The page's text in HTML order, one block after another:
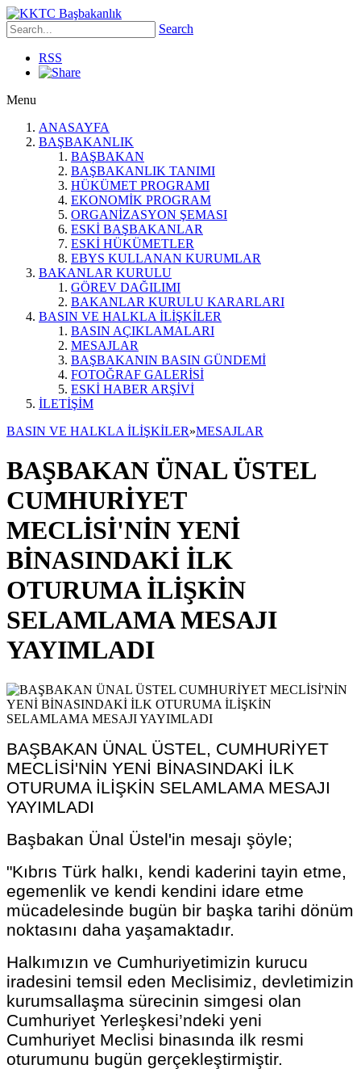
Search
RSS
Menu
ANASAYFA
BAŞBAKANLIK
BAŞBAKAN
BAŞBAKANLIK TANIMI
HÜKÜMET PROGRAMI
EKONOMİK PROGRAM
ORGANİZASYON ŞEMASI
ESKİ BAŞBAKANLAR
ESKİ HÜKÜMETLER
EBYS KULLANAN KURUMLAR
BAKANLAR KURULU
GÖREV DAĞILIMI
BAKANLAR KURULU KARARLARI
BASIN VE HALKLA İLİŞKİLER
BASIN AÇIKLAMALARI
MESAJLAR
BAŞBAKANIN BASIN GÜNDEMİ
FOTOĞRAF GALERİSİ
ESKİ HABER ARŞİVİ
İLETİŞİM
BASIN VE HALKLA İLİŞKİLER»MESAJLAR
BAŞBAKAN ÜNAL ÜSTEL
CUMHURİYET
MECLİSİ'NİN YENİ
BİNASINDAKİ İLK
OTURUMA İLİŞKİN
SELAMLAMA MESAJI
YAYIMLADI
BAŞBAKAN ÜNAL ÜSTEL, CUMHURİYET
MECLİSİ'NİN YENİ BİNASINDAKİ İLK
OTURUMA İLİŞKİN SELAMLAMA MESAJI
YAYIMLADI
Başbakan Ünal Üstel'in mesajı şöyle;
"Kıbrıs Türk halkı, kendi kaderini tayin etme,
egemenlik ve kendi kendini idare etme
mücadelesinde bugün bir başka tarihi dönüm
noktasını daha yaşamaktadır.
Halkımızın ve Cumhuriyetimizin kurucu
iradesini temsil eden Meclisimiz, devletimizin
kurumsallaşma sürecinin simgesi olan
Cumhuriyet Yerleşkesi’ndeki yeni
Cumhuriyet Meclisi binasında ilk resmi
oturumunu bugün gerçekleştirmiştir.